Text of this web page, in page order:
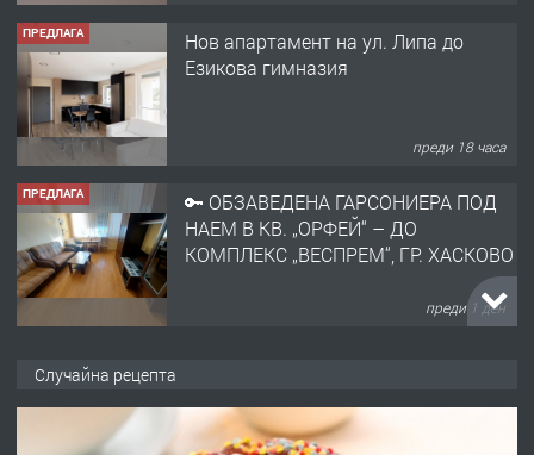
ПРЕДЛАГА
Нов апартамент на ул. Липа до
Езикова гимназия
преди 18 часа
ПРЕДЛАГА
🔑 ОБЗАВЕДЕНА ГАРСОНИЕРА ПОД
НАЕМ В КВ. „ОРФЕЙ“ – ДО
КОМПЛЕКС „ВЕСПРЕМ“, ГР. ХАСКОВО
преди 1 ден
АПАРТАМЕНТ В ЦЕНТЪРА НА ГР.
ХАСКОВО
Случайна рецепта